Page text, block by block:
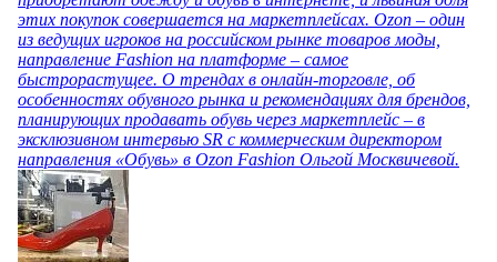
этих покупок совершается на маркетплейсах. Ozon – один
из ведущих игроков на российском рынке товаров моды,
направление Fashion на платформе – самое
быстрорастущее. О трендах в онлайн-торговле, об
особенностях обувного рынка и рекомендациях для брендов,
планирующих продавать обувь через маркетплейс – в
эксклюзивном интервью SR с коммерческим директором
направления «Обувь» в Ozon Fashion Ольгой Москвичевой.